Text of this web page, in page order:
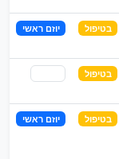
בטיפול יוזם ראשי
בטיפול
בטיפול יוזם ראשי